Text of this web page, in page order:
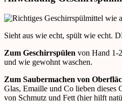
Sieht aus wie echt, spült wie echt.
Zum Geschirrspülen von Hand 1-
und wie gewohnt waschen.
Zum Saubermachen von
Glas, Emaille und Co lieben dieses
von Schmutz und Fett (hier hilft